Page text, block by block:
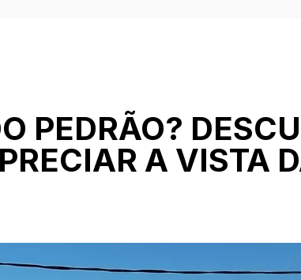
PEDRÃO?
A VISTA